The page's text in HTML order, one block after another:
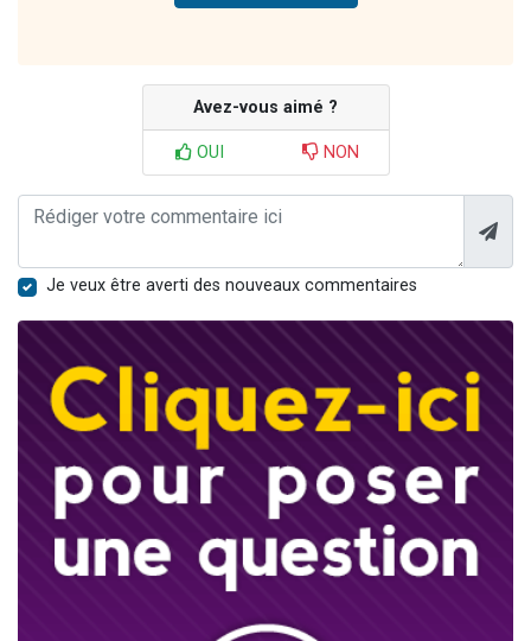
Avez-vous aimé ?
OUI NON
Je veux être averti des nouveaux commentaires